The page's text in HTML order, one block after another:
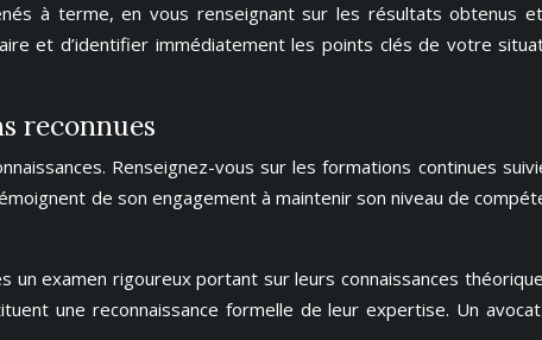
à terme, en vous renseignant sur les résultats obtenus
et d’identifier immédiatement les points clés de votre
reconnues
Renseignez-vous sur les formations continues
de son engagement à maintenir son niveau de
examen rigoureux portant sur leurs connaissances
une reconnaissance formelle de leur expertise. Un